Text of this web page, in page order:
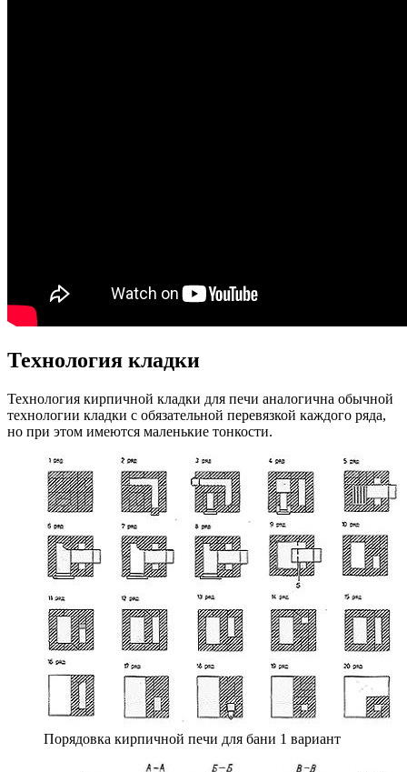
Технология кладки
Технология кирпичной кладки для печи аналогична обычной
технологии кладки с обязательной перевязкой каждого ряда,
но при этом имеются маленькие тонкости.
Порядовка кирпичной печи для бани 1 вариант